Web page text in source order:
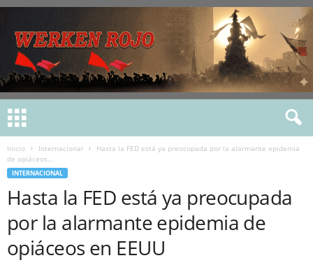
Inicio Internacional
Hasta la FED está ya preocupada por la alarmante epidemia
de opiáceos...
INTERNACIONAL
Hasta la FED está ya preocupada
por la alarmante epidemia de
opiáceos en EEUU